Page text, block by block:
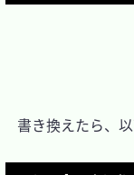
書き換えたら、以